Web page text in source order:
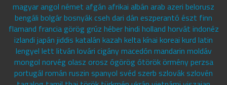
magyar angol német afgán afrikai albán arab azeri belorusz
bengáli bolgár bosnyák cseh dari dán eszperantó észt finn
flamand francia görög grúz héber hindi holland horvát indonéz
izlandi japán jiddis katalán kazah kelta kínai koreai kurd latin
lengyel lett litván lovári cigány macedón mandarin moldáv
mongol norvég olasz orosz ógörög ótörök örmény perzsa
portugál román ruszin spanyol svéd szerb szlovák szlovén